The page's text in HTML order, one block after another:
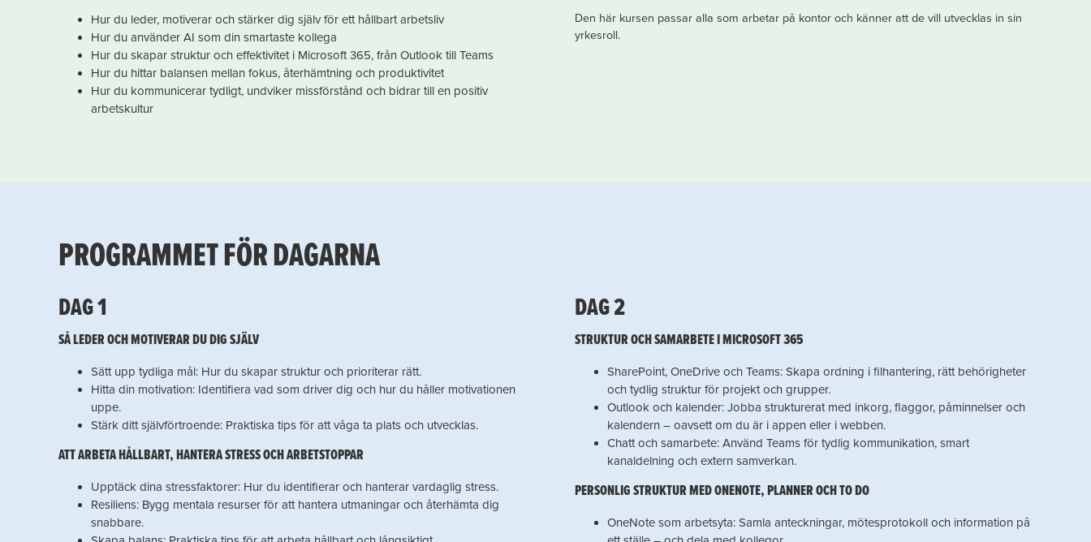
Hur du leder, motiverar och stärker dig själv för ett hållbart arbetsliv
Hur du använder AI som din smartaste kollega
Hur du skapar struktur och effektivitet i Microsoft 365, från Outlook till Teams
Hur du hittar balansen mellan fokus, återhämtning och produktivitet
Hur du kommunicerar tydligt, undviker missförstånd och bidrar till en positiv
arbetskultur
Den här kursen passar alla som arbetar på kontor och känner att de vill utvecklas in sin
yrkesroll.
PROGRAMMET FÖR DAGARNA
DAG 1
SÅ LEDER OCH MOTIVERAR DU DIG SJÄLV
Sätt upp tydliga mål: Hur du skapar struktur och prioriterar rätt.
Hitta din motivation: Identifiera vad som driver dig och hur du håller motivationen
uppe.
Stärk ditt självförtroende: Praktiska tips för att våga ta plats och utvecklas.
ATT ARBETA HÅLLBART, HANTERA STRESS OCH ARBETSTOPPAR
Upptäck dina stressfaktorer: Hur du identifierar och hanterar vardaglig stress.
Resiliens: Bygg mentala resurser för att hantera utmaningar och återhämta dig
snabbare.
DAG 2
STRUKTUR OCH SAMARBETE I MICROSOFT 365
SharePoint, OneDrive och Teams: Skapa ordning i filhantering, rätt behörigheter
och tydlig struktur för projekt och grupper.
Outlook och kalender: Jobba strukturerat med inkorg, flaggor, påminnelser och
kalendern – oavsett om du är i appen eller i webben.
Chatt och samarbete: Använd Teams för tydlig kommunikation, smart
kanaldelning och extern samverkan.
PERSONLIG STRUKTUR MED ONENOTE, PLANNER OCH TO DO
OneNote som arbetsyta: Samla anteckningar, mötesprotokoll och information på